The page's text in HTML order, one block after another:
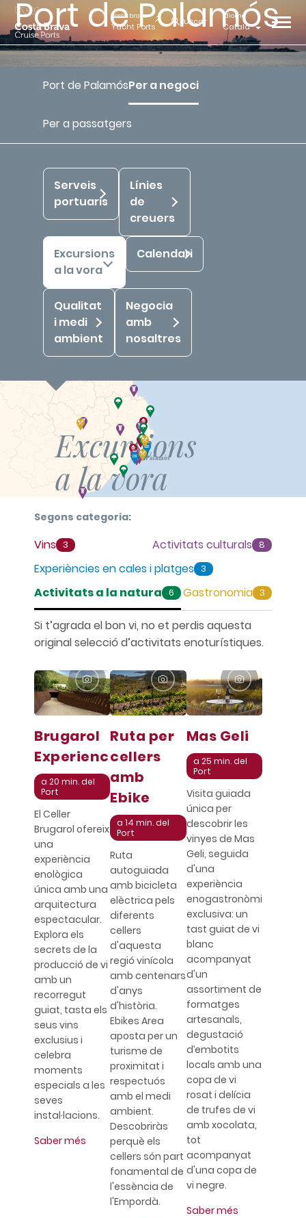
costa brava
Yacht Ports Buscar idioma
Català
Port de Palamós
Port de Palamós
Port de PalamósPer a negoci
Per a passatgers
Serveis
portuaris
Línies
de
creuers
Excursions
a la vora
Calendari
Qualitat
i medi
ambient
Negocia
amb
nosaltres
Excursions
a la vora
Temps des de Palamós:
Des de
0min
Fins a
min
eliminar filtres
Segons categoria:
Vins 3 Activitats culturals 8
Experiències en cales i platges 3
Activitats a la natura 6 Gastronomia 3
Vins
Si t’agrada el bon vi, no et perdis aquesta
original selecció d’activitats enoturístiques.
Brugarol
Experiences
a 20 min. del
Port
El Celler
Brugarol ofereix
una
experiència
enològica
única amb una
arquitectura
espectacular.
Explora els
secrets de la
producció de vi
amb un
recorregut
guiat, tasta els
seus vins
exclusius i
celebra
moments
especials a les
seves
instal·lacions.
Saber més
Ruta per
cellers
amb
Ebike
a 14 min. del
Port
Ruta
autoguiada
amb bicicleta
elèctrica pels
diferents
cellers
d'aquesta
regió vinícola
amb centenars
d'anys
d'història.
Ebikes Area
aposta per un
turisme de
proximitat i
respectuós
amb el medi
ambient.
Descobriràs
perquè els
cellers són part
fonamental de
l'essència de
l'Empordà.
Mas Geli
a 25 min. del
Port
Visita guiada
única per
descobrir les
vinyes de Mas
Geli, seguida
d'una
experiència
enogastronòmica
exclusiva: un
tast guiat de vi
blanc
acompanyat
d'un
assortiment de
formatges
artesanals,
degustació
d’embotits
locals amb una
copa de vi
rosat i delícia
de trufes de vi
amb xocolata,
tot
acompanyat
d'una copa de
vi negre.
Saber més